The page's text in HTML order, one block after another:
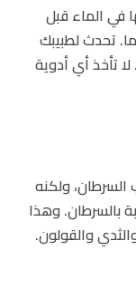
في الماء قبل
تحدث لطبيبك
تأخذ أي أدوية
السرطان، ولكنه
بالسرطان. وهذا
والقولون.